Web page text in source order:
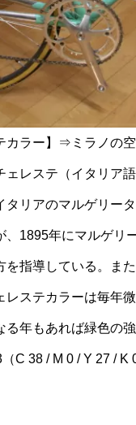
カラー】⇒ミラノの
ェレステ（イタリア
リアのマルゲリー
1895年にマルゲリ
指導している。ま
ステカラーは毎年
年もあれば緑色の
C 38 / M 0 / Y 27 / K